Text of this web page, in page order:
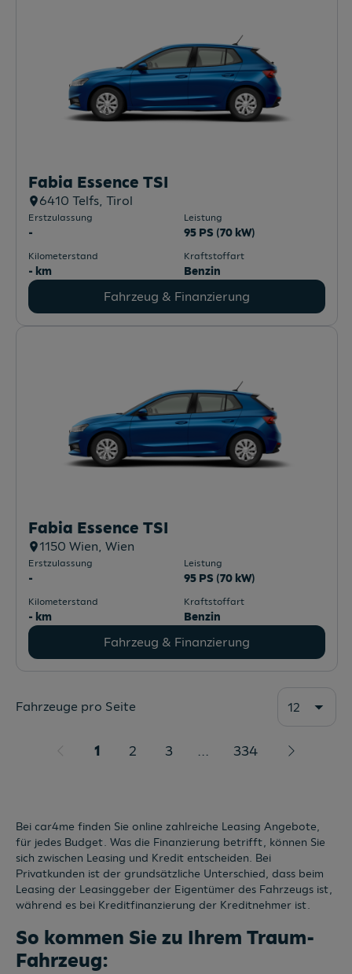
Fabia Essence TSI
6410 Telfs , Tirol
Erstzulassung
-
Leistung
95 PS (70 kW)
Kilometerstand
- km
Kraftstoffart
Benzin
Fahrzeug & Finanzierung
Fabia Essence TSI
1150 Wien, Wien
Erstzulassung
-
Leistung
95 PS (70 kW)
Kilometerstand
- km
Kraftstoffart
Benzin
Fahrzeug & Finanzierung
Fahrzeuge pro Seite 12
1 2 3 ... 334
Bei car4me finden Sie online zahlreiche Leasing Angebote,
für jedes Budget. Was die Finanzierung betrifft, können Sie
sich zwischen Leasing und Kredit entscheiden. Bei
Privatkunden ist der grundsätzliche Unterschied, dass beim
Leasing der Leasinggeber der Eigentümer des Fahrzeugs ist,
während es bei Kreditfinanzierung der Kreditnehmer ist.
So kommen Sie zu Ihrem Traum-
Fahrzeug: